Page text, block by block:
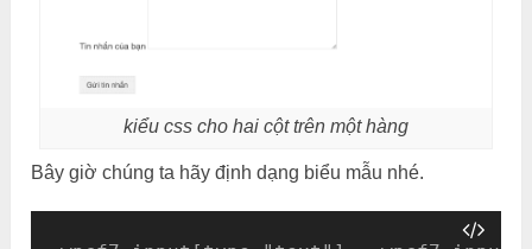
kiểu css cho hai cột trên một hàng
Bây giờ chúng ta hãy định dạng biểu mẫu nhé.